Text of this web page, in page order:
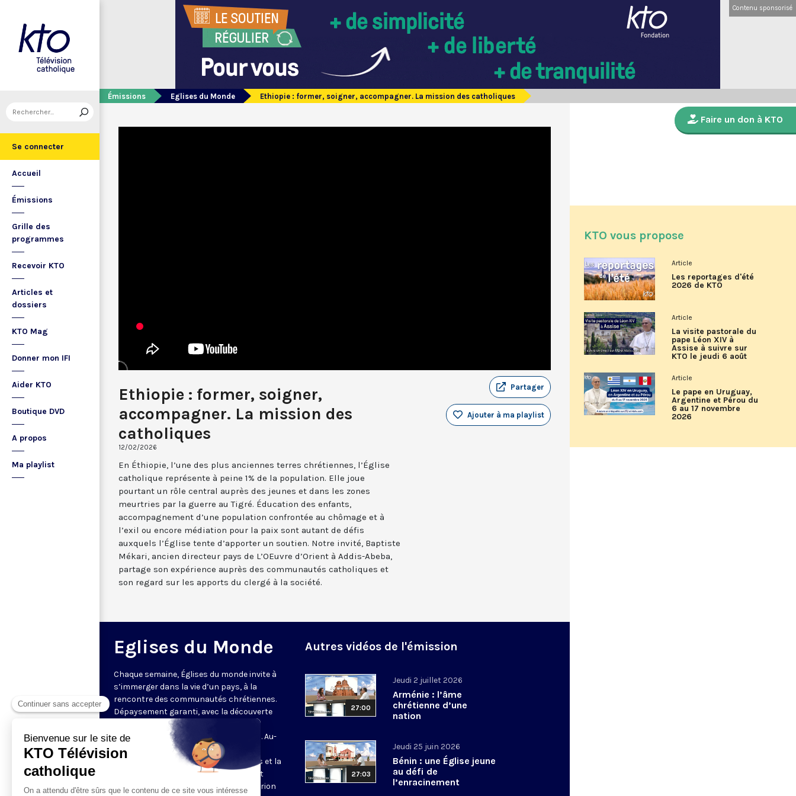
Se connecter
Accueil
Émissions
Grille des
programmes
Recevoir KTO
Articles et
dossiers
KTO Mag
Donner mon IFI
Aider KTO
Boutique DVD
A propos
Ma playlist
Contenu sponsorisé
Émissions Eglises du Monde Ethiopie : former, soigner, accompagner. La mission des catholiques
Ethiopie : former, soigner,
accompagner. La mission des
catholiques
12/02/2026
Partager
Ajouter à ma playlist
En Éthiopie, l’une des plus anciennes terres chrétiennes, l’Église
catholique représente à peine 1% de la population. Elle joue
pourtant un rôle central auprès des jeunes et dans les zones
meurtries par la guerre au Tigré. Éducation des enfants,
accompagnement d’une population confrontée au chômage et à
l’exil ou encore médiation pour la paix sont autant de défis
auxquels l’Église tente d’apporter un soutien. Notre invité, Baptiste
Mékari, ancien directeur pays de L’OEuvre d’Orient à Addis-Abeba,
partage son expérience auprès des communautés catholiques et
son regard sur les apports du clergé à la société.
Eglises du Monde
Chaque semaine, Églises du monde invite à
s’immerger dans la vie d’un pays, à la
rencontre des communautés chrétiennes.
Dépaysement garanti, avec la découverte
des spécificités et du rayonnement de
l’Église catholique ou de ses difficultés. Au-
delà de l’actualité, il s’agit aussi de
comprendre les grands enjeux du pays et la
contribution que les chrétiens peuvent
apporter à la société. Présenté par Marion
Autres vidéos de l'émission
27:00
Jeudi 2 juillet 2026
Arménie : l’âme
chrétienne d’une
nation
27:03
Jeudi 25 juin 2026
Bénin : une Église jeune
au défi de
l’enracinement
Faire un don à KTO
KTO vous propose
Article
Les reportages d'été
2026 de KTO
Article
La visite pastorale du
pape Léon XIV à
Assise à suivre sur
KTO le jeudi 6 août
Article
Le pape en Uruguay,
Argentine et Pérou du
6 au 17 novembre
2026